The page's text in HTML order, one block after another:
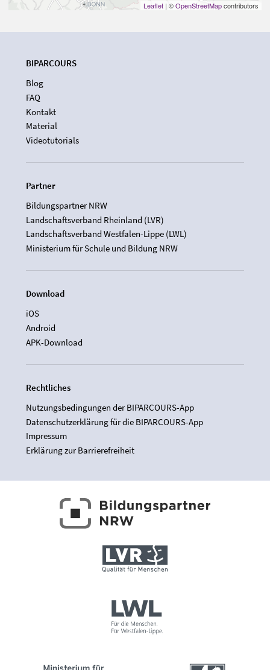
Leaflet | ©OpenStreetMapcontributors
BIPARCOURS
Blog
FAQ
Kontakt
Material
Videotutorials
Partner
Bildungspartner NRW
Landschaftsverband Rheinland (LVR)
Landschaftsverband Westfalen-Lippe (LWL)
Ministerium für Schule und Bildung NRW
Download
iOS
Android
APK-Download
Rechtliches
Nutzungsbedingungen der BIPARCOURS-App
Datenschutzerklärung für die BIPARCOURS-App
Impressum
Erklärung zur Barrierefreiheit